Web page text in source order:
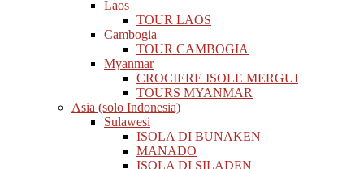
Laos
TOUR LAOS
Cambogia
TOUR CAMBOGIA
Myanmar
CROCIERE ISOLE MERGUI
TOURS MYANMAR
Asia (solo Indonesia)
Sulawesi
ISOLA DI BUNAKEN
MANADO
ISOLA DI SILADEN